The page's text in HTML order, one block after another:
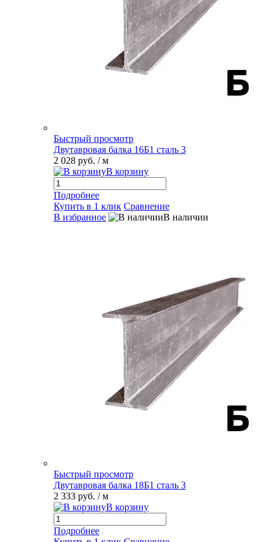
Быстрый просмотр
Двутавровая балка 16Б1 сталь 3
2 028 руб. / м
В корзину
Подробнее
Купить в 1 клик Сравнение
В избранное
В наличии
Быстрый просмотр
Двутавровая балка 18Б1 сталь 3
2 333 руб. / м
В корзину
Подробнее